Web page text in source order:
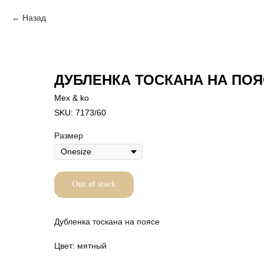
Назад
ДУБЛЕНКА ТОСКАНА НА
Mex & ko
SKU: 7173/60
Размер
Out of stock
Дубленка тоскана на поясе
Цвет: мятный